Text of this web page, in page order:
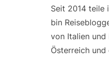
Seit 2014 teile
bin
von Italien und
Österreich